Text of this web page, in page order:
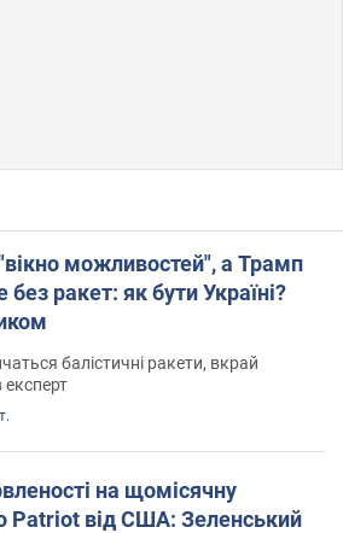
можливостей", а Трамп
ракет: як бути Україні?
балістичні ракети, вкрай
експерт
на щомісячну
Patriot від США: Зеленський